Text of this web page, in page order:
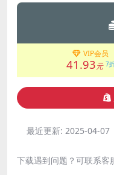
VIP会员
41.93元 7折
最近更新: 2025-04-07
下载遇到问题？可联系客